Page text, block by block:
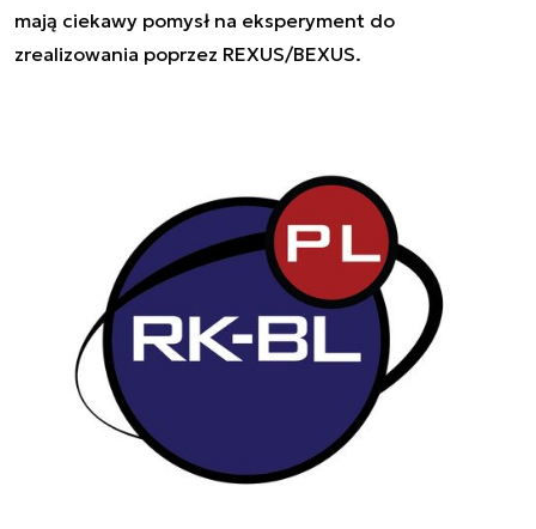
mają ciekawy pomysł na eksperyment do
zrealizowania poprzez REXUS/BEXUS.